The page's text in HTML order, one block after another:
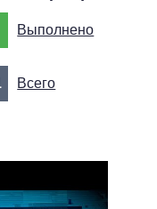
Выполнено
Всего